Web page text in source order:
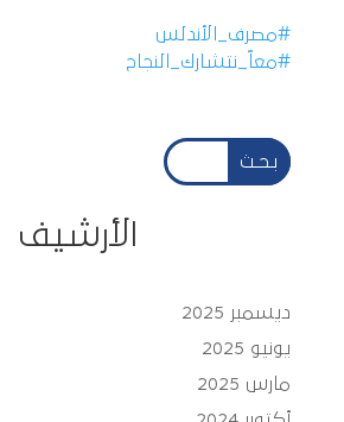
#مصرف_الأندلس
#معاً_نتشارك_النجاح
بـحـث
الأرشيف
ديسمبر 2025
يونيو 2025
مارس 2025